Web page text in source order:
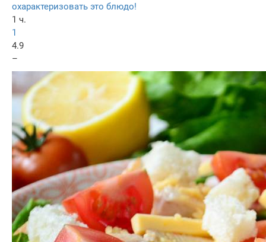
охарактеризовать это блюдо!
1 ч.
1
4.9
–